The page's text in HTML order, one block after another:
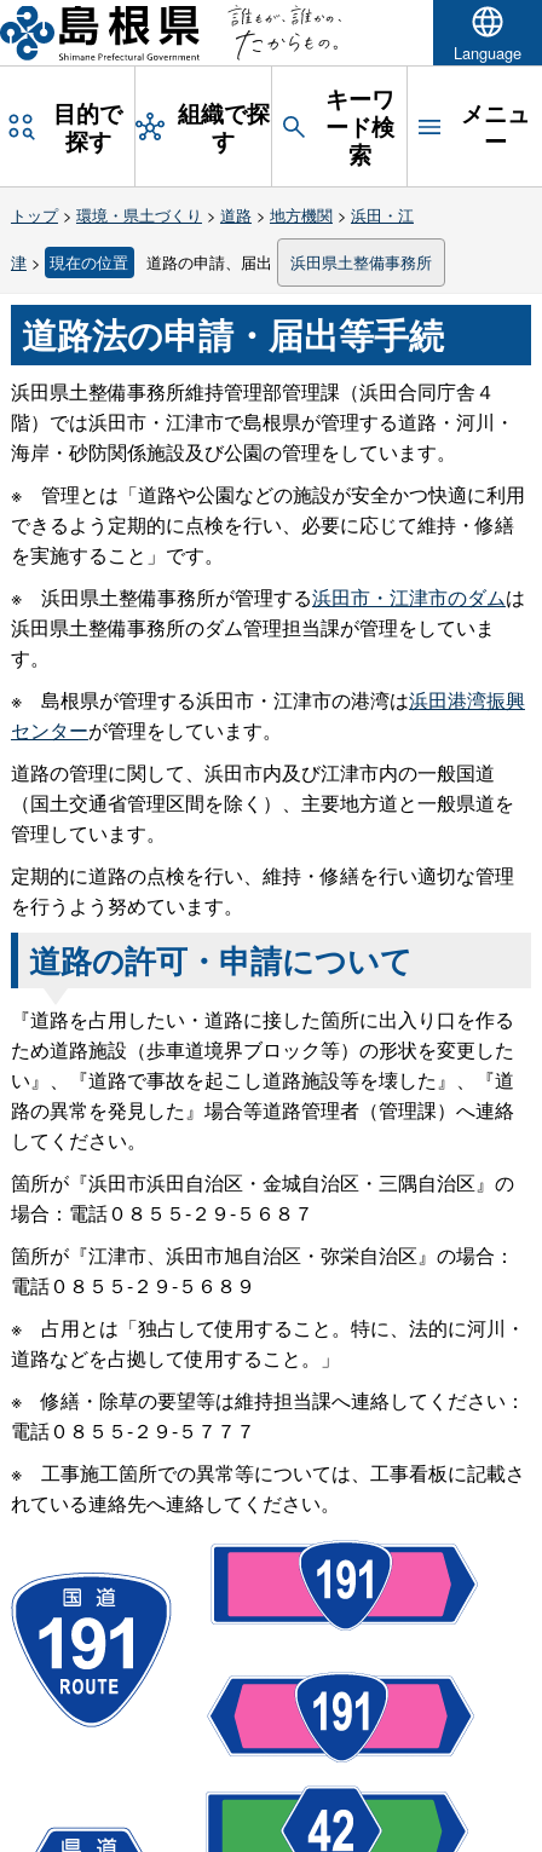
Language
目的で
探す
組織で探
す
キーワ
ード検
索
メニュ
ー
トップ> 環境・県土づくり > 道路> 地方機関> 浜田・江
津> 現在の位置 道路の申請、届出 浜田県土整備事務所
道路法の申請・届出等手続
浜田県土整備事務所維持管理部管理課（浜田合同庁舎４
階）では浜田市・江津市で島根県が管理する道路・河川・
海岸・砂防関係施設及び公園の管理をしています。
※ 管理とは「道路や公園などの施設が安全かつ快適に利用
できるよう定期的に点検を行い、必要に応じて維持・修繕
を実施すること」です。
※ 浜田県土整備事務所が管理する浜田市・江津市のダムは
浜田県土整備事務所のダム管理担当課が管理をしていま
す。
※ 島根県が管理する浜田市・江津市の港湾は浜田港湾振興
センターが管理をしています。
道路の管理に関して、浜田市内及び江津市内の一般国道
（国土交通省管理区間を除く）、主要地方道と一般県道を
管理しています。
定期的に道路の点検を行い、維持・修繕を行い適切な管理
を行うよう努めています。
道路の許可・申請について
『道路を占用したい・道路に接した箇所に出入り口を作る
ため道路施設（歩車道境界ブロック等）の形状を変更した
い』、『道路で事故を起こし道路施設等を壊した』、『道
路の異常を発見した』場合等道路管理者（管理課）へ連絡
してください。
箇所が『浜田市浜田自治区・金城自治区・三隅自治区』の
場合：電話０８５５-２９-５６８７
箇所が『江津市、浜田市旭自治区・弥栄自治区』の場合：
電話０８５５-２９-５６８９
※ 占用とは「独占して使用すること。特に、法的に河川・
道路などを占拠して使用すること。」
※修繕・除草の要望等は維持担当課へ連絡してください：
電話０８５５-２９-５７７７
※ 工事施工箇所での異常等については、工事看板に記載さ
れている連絡先へ連絡してください。